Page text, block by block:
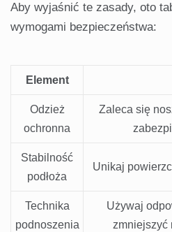
Aby wyjaśnić te zasady, oto
wymogami bezpieczeństwa:
Element
Odzież
ochronna
Zaleca się
Stabilność
podłoża
Unikaj
Technika
podnoszenia
Używaj
zmniejszyć